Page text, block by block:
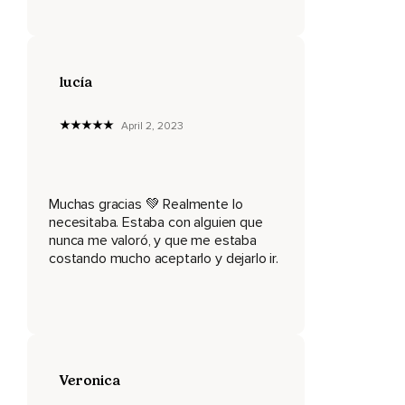
Quizá hasta te has alejado de tu familia y ya no tienes
Pues vives y respiras por él,
Por ella,
Sin nada que sea tuyo.
lucía
April 2, 2023
Muchas gracias 💚 Realmente lo
necesitaba. Estaba con alguien que
nunca me valoró, y que me estaba
costando mucho aceptarlo y dejarlo ir.
Veronica